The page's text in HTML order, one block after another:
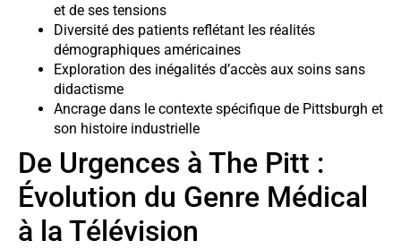
et de ses tensions
Diversité des patients reflétant les réalités
démographiques américaines
Exploration des inégalités d’accès aux soins sans
didactisme
Ancrage dans le contexte spécifique de Pittsburgh et
son histoire industrielle
De Urgences à The Pitt :
Évolution du Genre Médical
à la Télévision